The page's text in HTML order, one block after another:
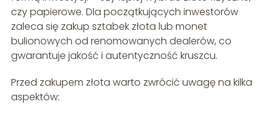
czy papierowe. Dla początkujących inwestorów
zaleca się zakup sztabek złota lub monet
bulionowych od renomowanych dealerów, co
gwarantuje jakość i autentyczność kruszcu.
Przed zakupem złota warto zwrócić uwagę na kilka
aspektów: